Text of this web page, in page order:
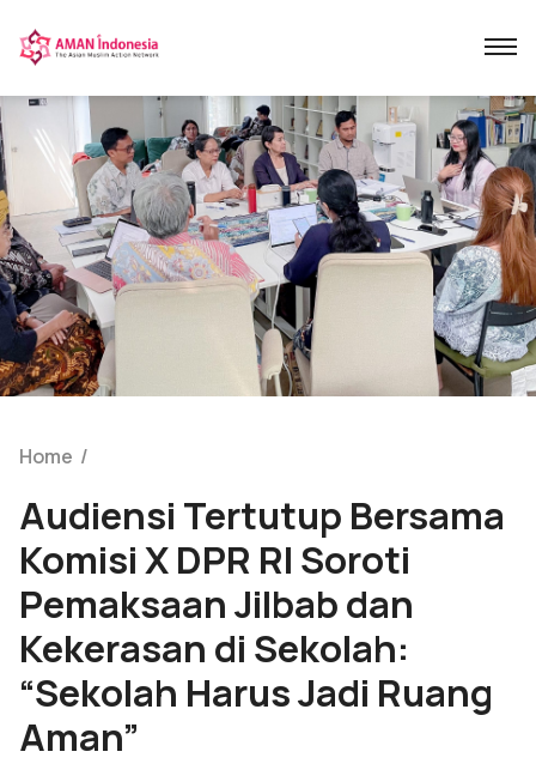
Home /
Audiensi Tertutup Bersama
Komisi X DPR RI Soroti
Pemaksaan Jilbab dan
Kekerasan di Sekolah:
“Sekolah Harus Jadi Ruang
Aman”